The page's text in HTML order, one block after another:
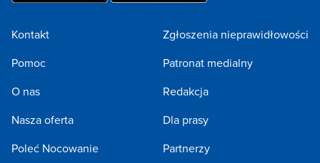
Kontakt
Pomoc
O nas
Nasza oferta
Poleć Nocowanie
Zgłoszenia nieprawidłowości
Patronat medialny
Redakcja
Dla prasy
Partnerzy